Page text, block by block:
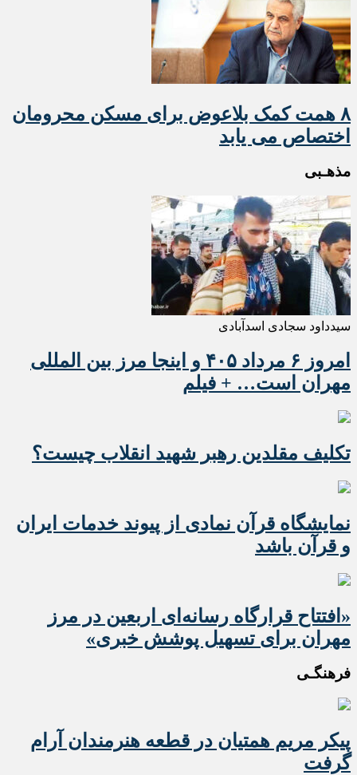
۸ همت کمک بلاعوض برای مسکن محرومان
اختصاص می یابد
مذهـبی
سیدداود سجادی اسدآبادی
امروز ۶ مرداد ۴۰۵ و اینجا مرز بین المللی
مهران است… + فیلم
تکلیف مقلدین رهبر شهید انقلاب چیست؟
نمایشگاه قرآن نمادی از پیوند خدمات ایران
و قرآن باشد
«افتتاح قرارگاه رسانه‌ای اربعین در مرز
مهران برای تسهیل پوشش خبری»
فرهنگـی
پیکر مریم همتیان در قطعه هنرمندان آرام
گرفت